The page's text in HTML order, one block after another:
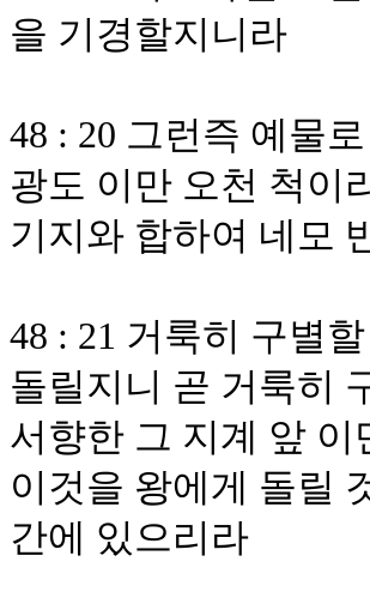
을 기경할지니라
48 : 20 그런즉 예물
광도 이만 오천 척이
기지와 합하여 네모
48 : 21 거룩히 구별
돌릴지니 곧 거룩히
서향한 그 지계 앞
이것을 왕에게 돌릴
간에 있으리라